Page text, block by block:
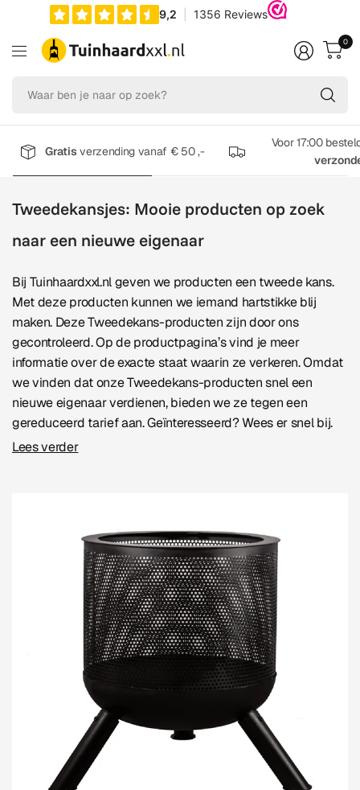
op
0
Gratisverzending vanaf € 50 ,-
Voor 17:00
Tweedekansjes: Mooie producten op zoek
naar een nieuwe eigenaar
Bij Tuinhaardxxl.nl geven we producten een tweede kans.
Met deze producten kunnen we iemand hartstikke blij
maken. Deze Tweedekans-producten zijn door ons
gecontroleerd. Op de productpagina’s vind je meer
informatie over de exacte staat waarin ze verkeren. Omdat
we vinden dat onze Tweedekans-producten snel een
nieuwe eigenaar verdienen, bieden we ze tegen een
gereduceerd tarief aan. Geïnteresseerd? Wees er snel bij.
Lees verder